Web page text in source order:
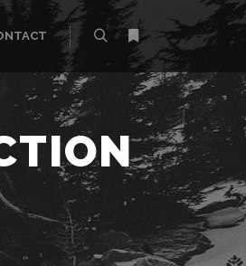
Rechercher
Plus d’infos